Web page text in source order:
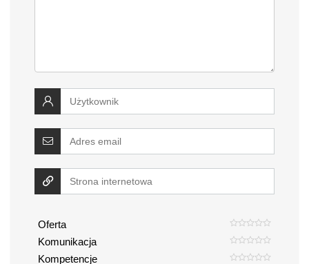
Oferta
Komunikacja
Kompetencje